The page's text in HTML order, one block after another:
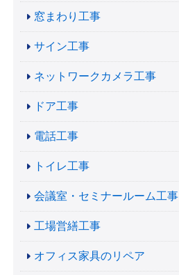
窓まわり工事
サイン工事
ネットワークカメラ工事
ドア工事
電話工事
トイレ工事
会議室・セミナールーム工事
工場営繕工事
オフィス家具のリペア